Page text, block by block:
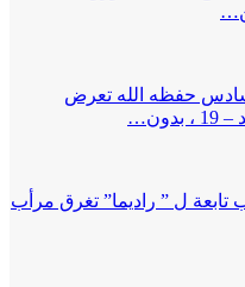
حفظه الله تعرض
تابعة ل ” راديما” تغرق مرأب